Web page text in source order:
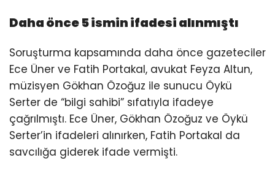
Daha önce 5 ismin ifadesi alınmıştı
Soruşturma kapsamında daha önce gazeteciler
Ece Üner ve Fatih Portakal, avukat Feyza Altun,
müzisyen Gökhan Özoğuz ile sunucu Öykü
Serter de “bilgi sahibi” sıfatıyla ifadeye
çağrılmıştı. Ece Üner, Gökhan Özoğuz ve Öykü
Serter’in ifadeleri alınırken, Fatih Portakal da
savcılığa giderek ifade vermişti.